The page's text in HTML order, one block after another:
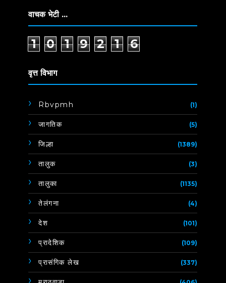
वाचक भेटी ...
1 0 1 9 2 1 6
वृत्त विभाग
Rbvpmh (1)
जागतिक (5)
जिल्हा (1389)
तालुक (3)
तालुका (1135)
तेलंगना (4)
देश (101)
प्रादेशिक (109)
प्रासंगिक लेख (337)